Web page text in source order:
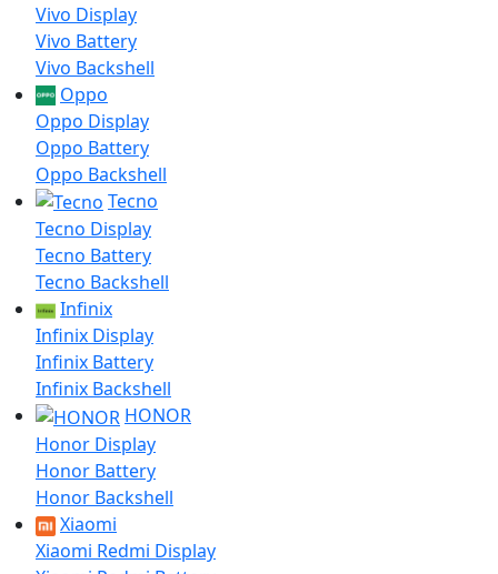
Vivo Display
Vivo Battery
Vivo Backshell
Oppo
Oppo Display
Oppo Battery
Oppo Backshell
Tecno
Tecno Display
Tecno Battery
Tecno Backshell
Infinix
Infinix Display
Infinix Battery
Infinix Backshell
HONOR
Honor Display
Honor Battery
Honor Backshell
Xiaomi
Xiaomi Redmi Display